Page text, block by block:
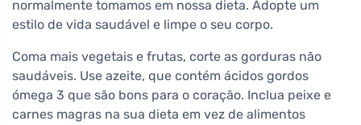
normalmente tomamos em nossa dieta. Adopte um
estilo de vida saudável e limpe o seu corpo.
Coma mais vegetais e frutas, corte as gorduras não
saudáveis. Use azeite, que contém ácidos gordos
ómega 3 que são bons para o coração. Inclua peixe e
carnes magras na sua dieta em vez de alimentos